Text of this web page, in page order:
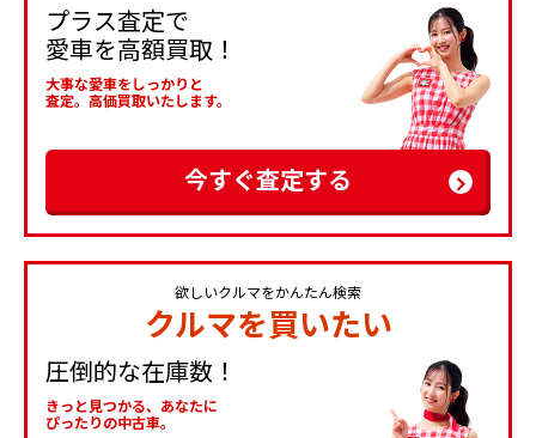
プラス査定で
愛車を高額買取！
大事な愛車をしっかりと
査定。高価買取いたします。
今すぐ査定する
欲しいクルマをかんたん検索
クルマを買いたい
圧倒的な在庫数！
きっと見つかる、あなたに
ぴったりの中古車。